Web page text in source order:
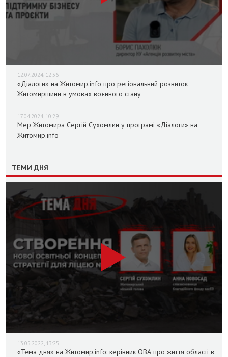
12.07.2024, 12:36
«Діалоги» на Житомир.info про регіональний розвиток
Житомирщини в умовах воєнного стану
17.04.2024, 10:29
Мер Житомира Сергій Сухомлин у програмі «Діалоги» на
Житомир.info
ТЕМИ ДНЯ
13.05.2022, 13:25
«Тема дня» на Житомир.info: керівник ОВА про життя області в